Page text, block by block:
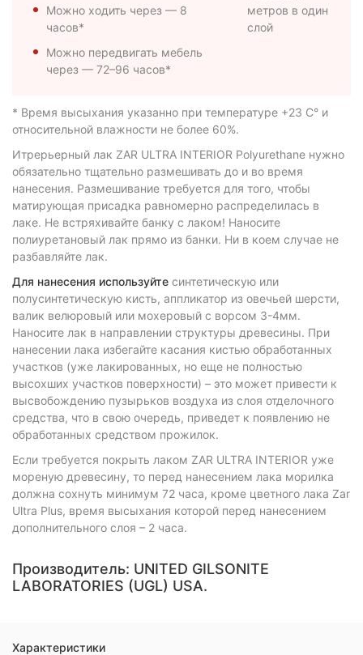
Можно ходить через — 8
часов*
Можно передвигать мебель
через — 72–96 часов*
метров в один
слой
* Время высыхания указанно при температуре +23 С° и
относительной влажности не более 60%.
Итрерьерный лак ZAR ULTRA INTERIOR Polyurethane нужно
обязательно тщательно размешивать до и во время
нанесения. Размешивание требуется для того, чтобы
матирующая присадка равномерно распределилась в
лаке. Не встряхивайте банку с лаком! Наносите
полиуретановый лак прямо из банки. Ни в коем случае не
разбавляйте лак.
Для нанесения используйте синтетическую или
полусинтетическую кисть, аппликатор из овечьей шерсти,
валик велюровый или мохеровый с ворсом 3-4мм.
Наносите лак в направлении структуры древесины. При
нанесении лака избегайте касания кистью обработанных
участков (уже лакированных, но еще не полностью
высохших участков поверхности) – это может привести к
высвобождению пузырьков воздуха из слоя отделочного
средства, что в свою очередь, приведет к появлению не
обработанных средством прожилок.
Если требуется покрыть лаком ZAR ULTRA INTERIOR уже
мореную древесину, то перед нанесением лака морилка
должна сохнуть минимум 72 часа, кроме цветного лака Zar
Ultra Plus, время высыхания которой перед нанесением
дополнительного слоя – 2 часа.
Производитель: UNITED GILSONITE
LABORATORIES (UGL) USA.
Характеристики